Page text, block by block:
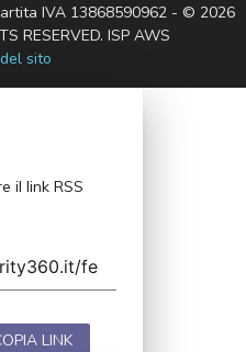
IVA 13868590962 - © 2026
RESERVED. ISP AWS
sito
il link RSS
LINK